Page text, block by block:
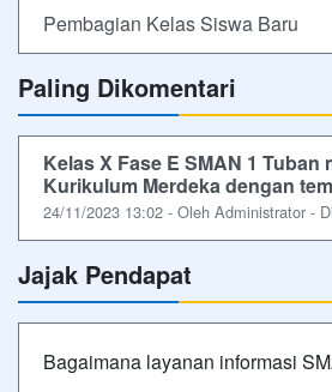
Pembagian Kelas Siswa Baru
Paling Dikomentari
Kelas X Fase E SMAN 1 Tuban
Kurikulum Merdeka dengan
24/11/2023 13:02 - Oleh Administrator -
Jajak Pendapat
Bagaimana layanan informasi